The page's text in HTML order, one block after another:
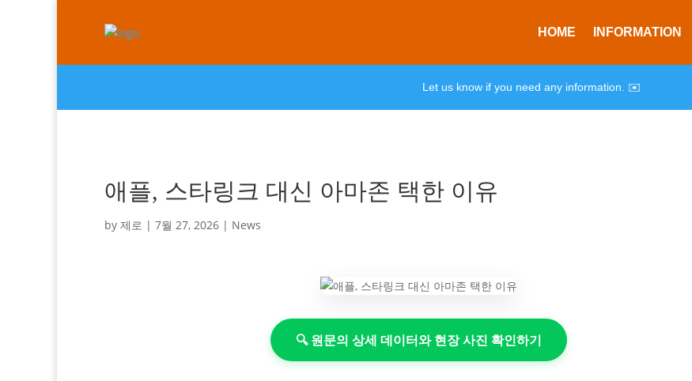
HOME INFORMATION
Let us know if you need any information. ✉️
애플, 스타링크 대신 아마존 택한 이유
by 제로 | 7월 27, 2026 | News
🔍 원문의 상세 데이터와 현장 사진 확인하기